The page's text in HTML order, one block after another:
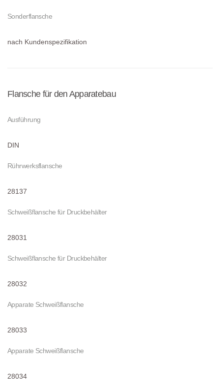
Sonderflansche
nach Kundenspezifikation
Flansche für den Apparatebau
Ausführung
DIN
Rührwerksflansche
28137
Schweißflansche für Druckbehälter
28031
Schweißflansche für Druckbehälter
28032
Apparate Schweißflansche
28033
Apparate Schweißflansche
28034